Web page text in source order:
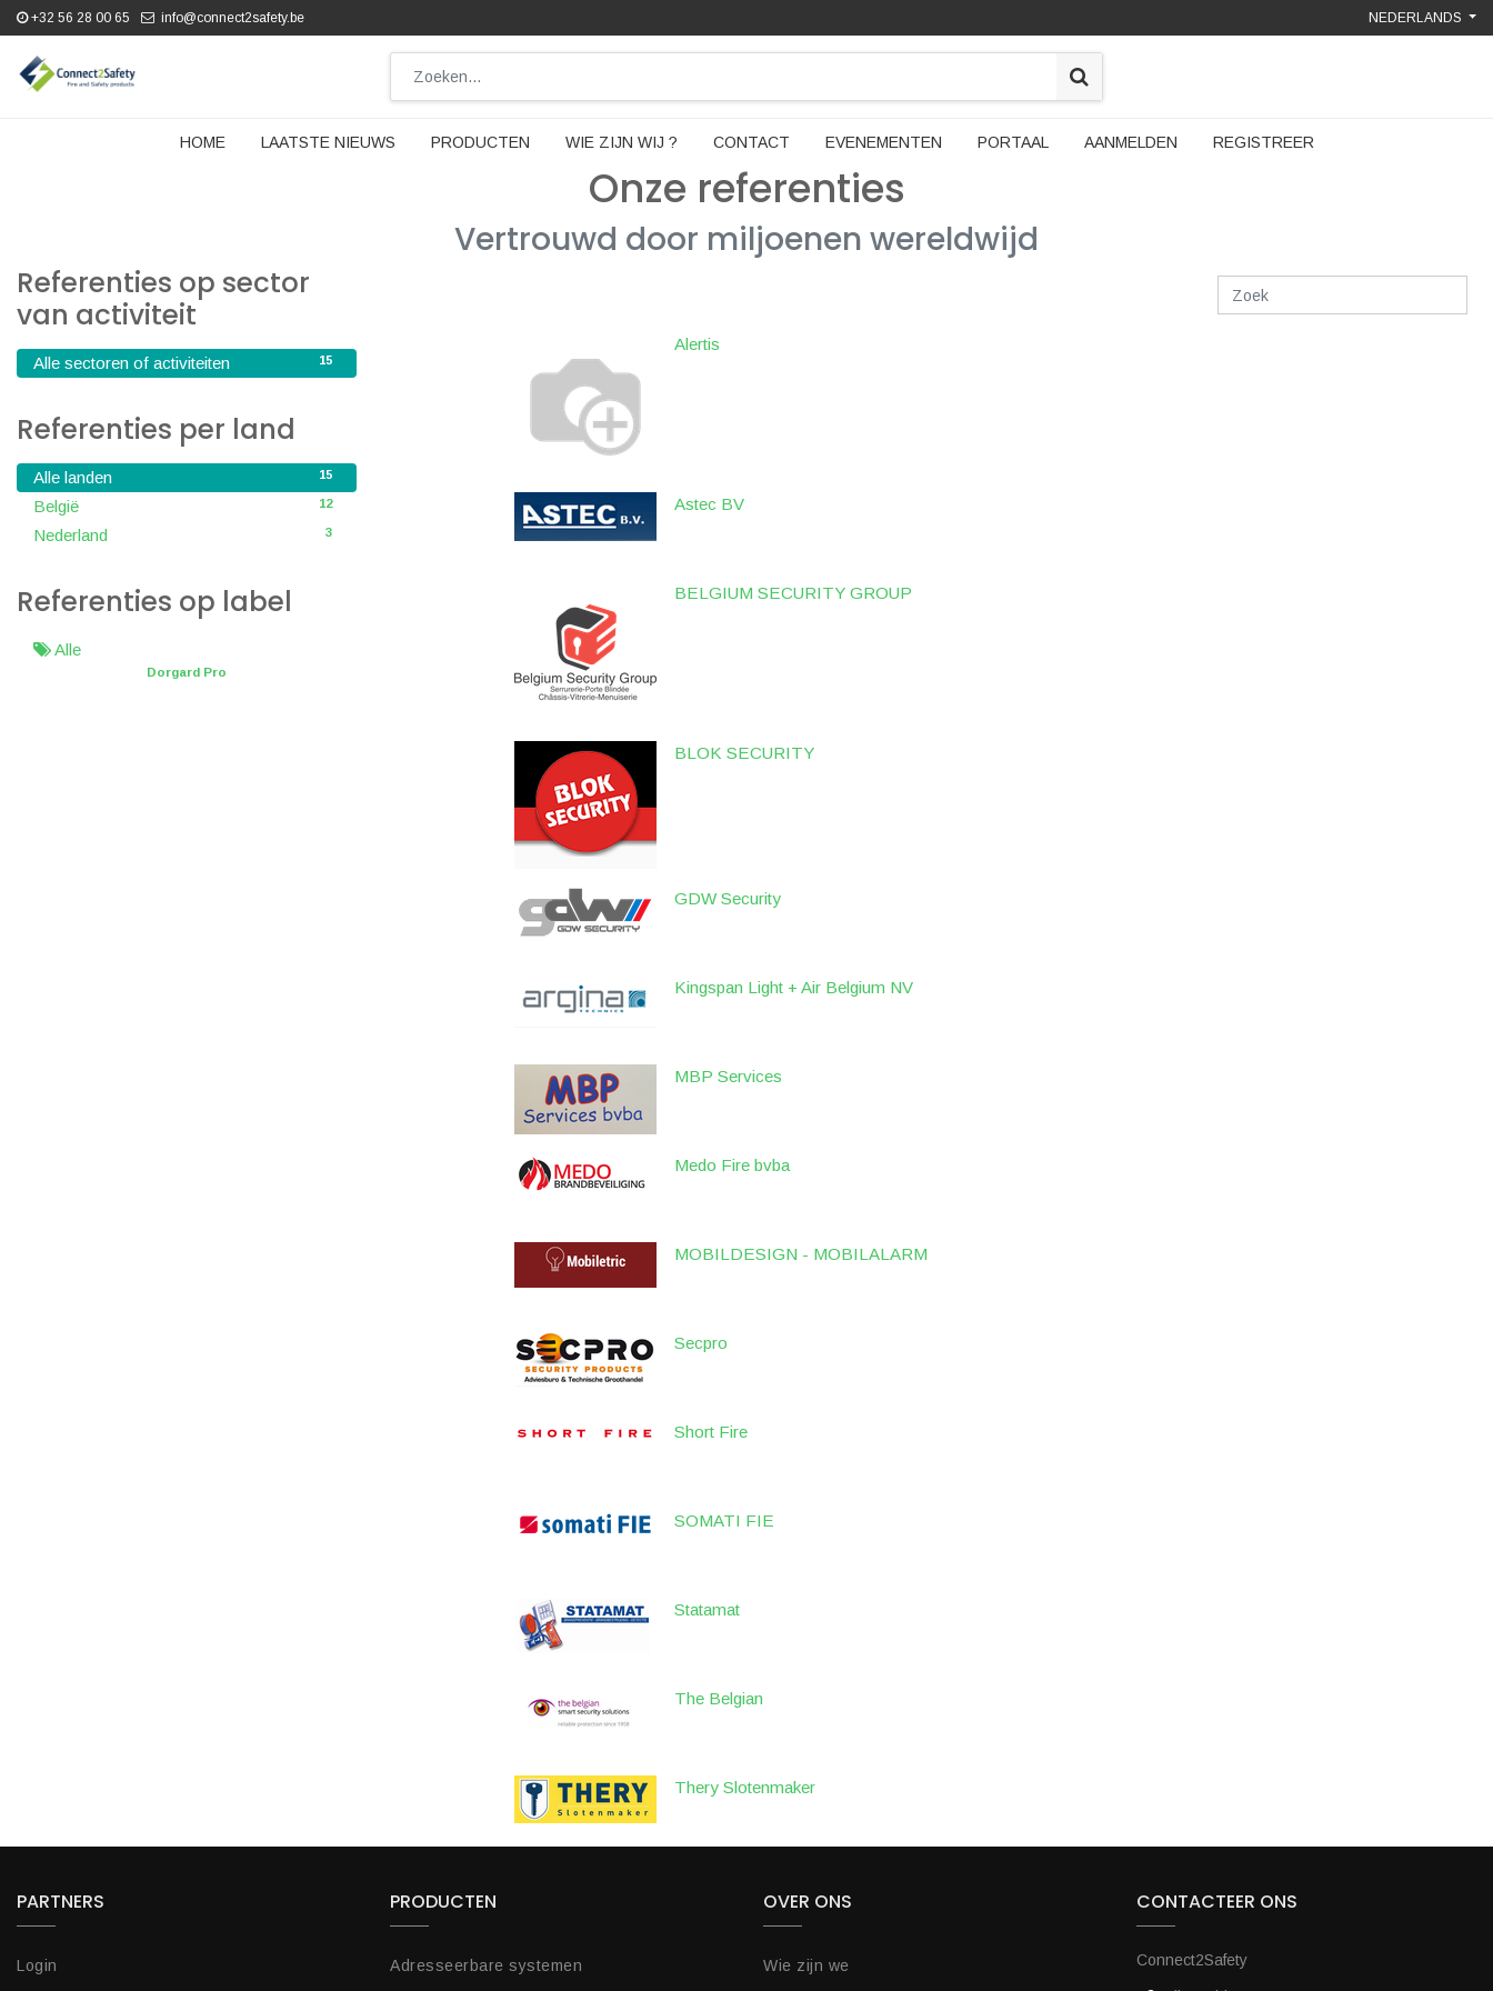
+32 56 28 00 65 info@connect2safety.be NEDERLANDS
HOME LAATSTE NIEUWS PRODUCTEN WIE ZIJN WIJ ? CONTACT EVENEMENTEN PORTAAL AANMELDEN REGISTREER
Onze referenties
Vertrouwd door miljoenen wereldwijd
Referenties op sector
van activiteit
15
Alle sectoren of activiteiten
Referenties per land
15
Alle landen
12
België
3
Nederland
Referenties op label
Alle
Dorgard Pro
Alertis
Astec BV
BELGIUM SECURITY GROUP
BLOK SECURITY
GDW Security
Kingspan Light + Air Belgium NV
MBP Services
Medo Fire bvba
MOBILDESIGN - MOBILALARM
Secpro
Short Fire
SOMATI FIE
Statamat
The Belgian
Thery Slotenmaker
PARTNERS
Login
PRODUCTEN
Adresseerbare systemen
OVER ONS
Wie zijn we
CONTACTEER ONS
Connect2Safety